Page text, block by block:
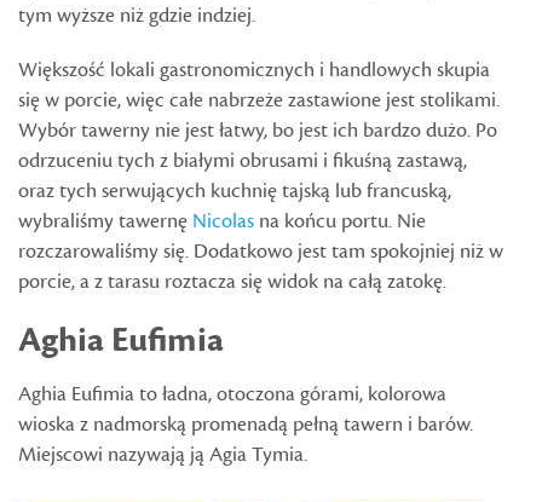
tym wyższe niż gdzie indziej.
Większość lokali gastronomicznych i handlowych skupia
się w porcie, więc całe nabrzeże zastawione jest stolikami.
Wybór tawerny nie jest łatwy, bo jest ich bardzo dużo. Po
odrzuceniu tych z białymi obrusami i fikuśną zastawą,
oraz tych serwujących kuchnię tajską lub francuską,
wybraliśmy tawernę Nicolas na końcu portu. Nie
rozczarowaliśmy się. Dodatkowo jest tam spokojniej niż w
porcie, a z tarasu roztacza się widok na całą zatokę.
Aghia Eufimia
Aghia Eufimia to ładna, otoczona górami, kolorowa
wioska z nadmorską promenadą pełną tawern i barów.
Miejscowi nazywają ją Agia Tymia.